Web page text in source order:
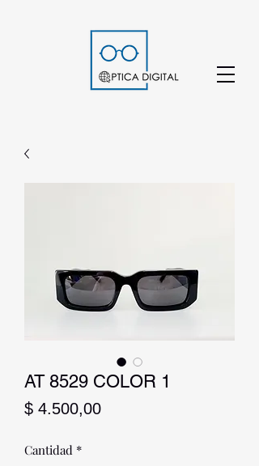
AT 8529 COLOR 1
$ 4.500,00Precio
Cantidad *